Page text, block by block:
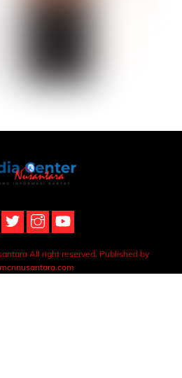
Back
To
All right reserved. Published by